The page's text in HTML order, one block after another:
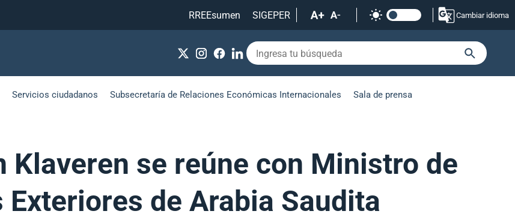
RREEsumen
SIGEPER Cambiar idioma
Servicios ciudadanos Subsecretaría de Relaciones Económicas Internacionales Sala de prensa
Klaveren se reúne con Ministro de
de Arabia Saudita